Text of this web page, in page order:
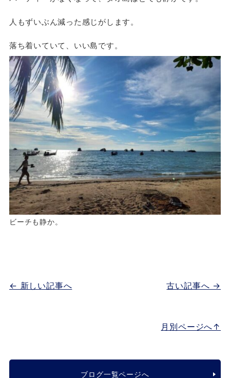
人もずいぶん減った感じがします。
落ち着いていて、いい島です。
ビーチも静か。
古い記事へ →
← 新しい記事へ
月別ページへ↑
ブログ一覧ページへ